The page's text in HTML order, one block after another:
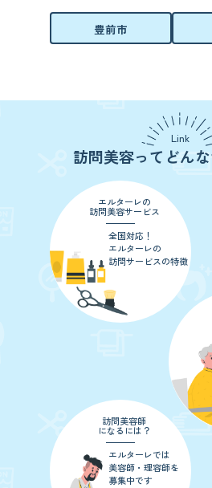
豊前市
Link
訪問美容ってどん
エルターレの
訪問美容サービス
全国対応！
エルターレの
訪問サービスの特徴
訪問美容師
になるには？
エルターレでは
美容師・理容師を
募集中です